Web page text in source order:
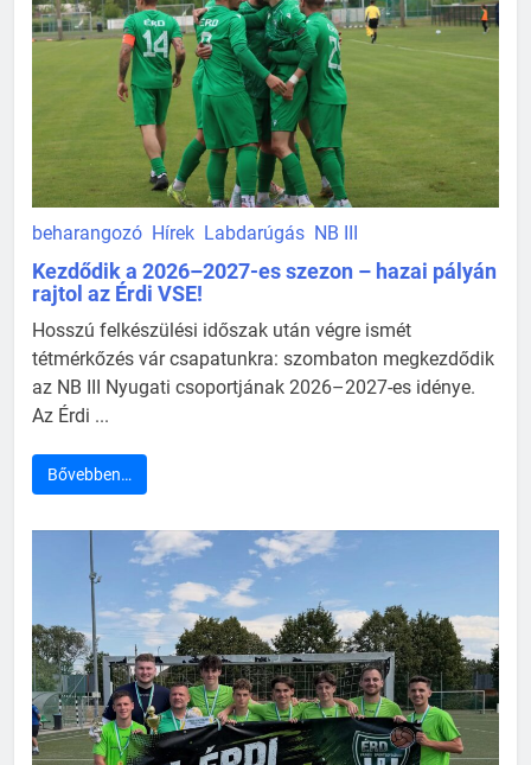
beharangozó Hírek Labdarúgás NB III
Kezdődik a 2026–2027-es szezon – hazai pályán
rajtol az Érdi VSE!
Hosszú felkészülési időszak után végre ismét
tétmérkőzés vár csapatunkra: szombaton megkezdődik
az NB III Nyugati csoportjának 2026–2027-es idénye.
Az Érdi ...
Bővebben…